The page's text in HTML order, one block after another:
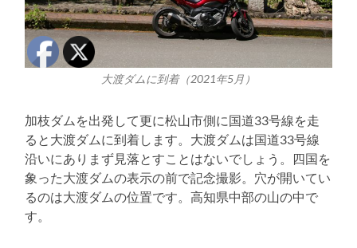
大渡ダムに到着（2021年5月）
加枝ダムを出発して更に松山市側に国道33号線を走
ると大渡ダムに到着します。大渡ダムは国道33号線
沿いにありまず見落とすことはないでしょう。四国を
象った大渡ダムの表示の前で記念撮影。穴が開いてい
るのは大渡ダムの位置です。高知県中部の山の中で
す。